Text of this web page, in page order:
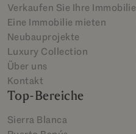
Verkaufen Sie Ihre Immobilie
Eine Immobilie mieten
Neubauprojekte
Luxury Collection
Über uns
Kontakt
Top-Bereiche
Sierra Blanca